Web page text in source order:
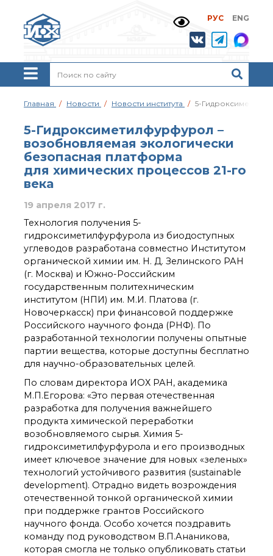
РУС ENG
Жизнь и выдающиеся
моменты научной
деятельности
Н. Д. Зелинского
История ИОХ РАН
Администрация
Научные школы
Подразделения
института
Ученый совет ИОХ
РАН
советы
Совет молодых ученых
ИОХ РАН
Центр коллективного
пользования
Института
органической химии
РАН (ЦКП ИОХ РАН)
Библиотека
Инфоресурсы
Профком
Документы
Контакты
Основные
направления
деятельности
Важнейшие
достижения института
Научный Совет РАН
по органической
химии
Искусственный
интеллект (ИИ)
в химии
Аддитивные
технологии
Главная Новости Новости института 5-
5-Гидроксиметилфурфурол –
возобновляемая экологически
безопасная платформа
для химических процессов 21-го
века
19 апреля 2017 г.
Технология получения 5-
гидроксиметилфурфурола из биодоступных
углеводов разработана совместно Институтом
органической химии им. Н. Д. Зелинского РАН
(г. Москва) и Южно-Российским
государственным политехническим
институтом (НПИ) им. М.И. Платова (г.
Новочеркасск) при финансовой поддержке
Российского научного фонда (РНФ). По
разработанной технологии получены опытные
партии вещества, которые доступны бесплатно
для научно-образовательных целей.
По словам директора ИОХ РАН, академика
М.П.Егорова: «Это первая отечественная
разработка для получения важнейшего
продукта химической переработки
возобновляемого сырья. Химия 5-
гидроксиметилфурфурола и его производных
имеет ключевое значение для новых «зеленых»
технологий устойчивого развития (sustainable
development). Отрадно видеть возрождения
отечественной тонкой органической химии
при поддержке грантов Российского
научного фонда. Особо хочется поздравить
команду под руководством В.П.Ананикова,
которая смогла не только опубликовать статьи